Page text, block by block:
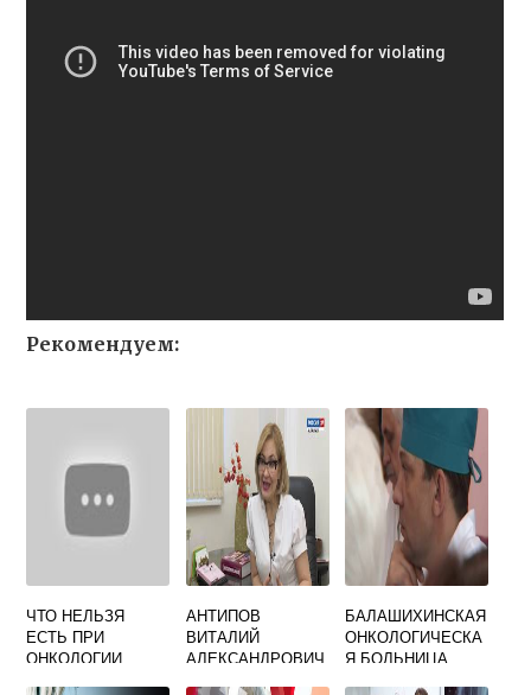
Рекомендуем:
ЧТО НЕЛЬЗЯ
ЕСТЬ ПРИ
ОНКОЛОГИИ
АНТИПОВ
ВИТАЛИЙ
АЛЕКСАНДРОВИЧ
БАЛАШИХИНСКАЯ
ОНКОЛОГИЧЕСКА
Я БОЛЬНИЦА